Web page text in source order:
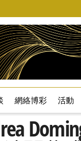
網絡博彩 活動